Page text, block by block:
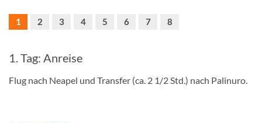
1 2 3 4 5 6 7 8
1. Tag: Anreise
Flug nach Neapel und Transfer (ca. 2 1/2 Std.) nach Palinuro.